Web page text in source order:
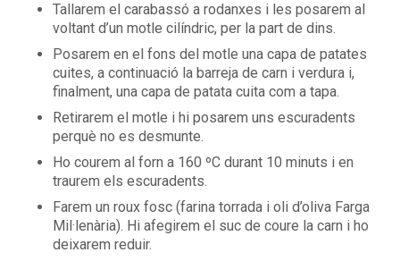
Tallarem el carabassó a rodanxes i les posarem al
voltant d’un motle cilíndric, per la part de dins.
Posarem en el fons del motle una capa de patates
cuites, a continuació la barreja de carn i verdura i,
finalment, una capa de patata cuita com a tapa.
Retirarem el motle i hi posarem uns escuradents
perquè no es desmunte.
Ho courem al forn a 160 ºC durant 10 minuts i en
traurem els escuradents.
Farem un roux fosc (farina torrada i oli d’oliva Farga
Mil·lenària). Hi afegirem el suc de coure la carn i ho
deixarem reduir.